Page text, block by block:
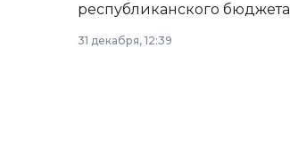
республиканского
рекордных объемов.
31 декабря, 12:39